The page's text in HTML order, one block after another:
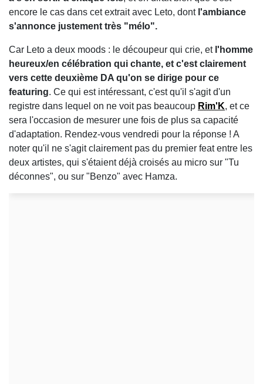
encore le cas dans cet extrait avec Leto, dont l'ambiance
s'annonce justement très "mélo".
Car Leto a deux moods : le découpeur qui crie, et l'homme
heureux/en célébration qui chante, et c'est clairement
vers cette deuxième DA qu'on se dirige pour ce
featuring. Ce qui est intéressant, c'est qu'il s'agit d'un
registre dans lequel on ne voit pas beaucoup Rim'K, et ce
sera l'occasion de mesurer une fois de plus sa capacité
d'adaptation. Rendez-vous vendredi pour la réponse ! A
noter qu'il ne s'agit clairement pas du premier feat entre les
deux artistes, qui s'étaient déjà croisés au micro sur "Tu
déconnes", ou sur "Benzo" avec Hamza.